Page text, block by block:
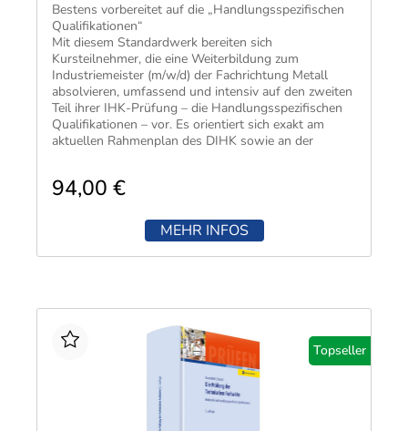
Bestens vorbereitet auf die „Handlungsspezifischen
Qualifikationen“
​Mit diesem Standardwerk bereiten sich
Kursteilnehmer, die eine Weiterbildung zum
Industriemeister (m/w/d) der Fachrichtung Metall
absolvieren, umfassend und intensiv auf den zweiten
Teil ihrer IHK-Prüfung – die Handlungsspezifischen
Qualifikationen – vor. Es orientiert sich exakt am
aktuellen Rahmenplan des DIHK sowie an der
Alles zur optimalen Prüfungsvorbereitung in einem
94,00 €
MEHR INFOS
Topseller